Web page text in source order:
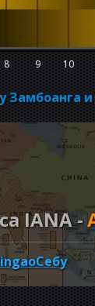
8 9 10
Замбоанга
IANA -
Себу